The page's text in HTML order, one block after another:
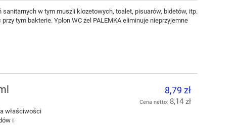
sanitarnych w tym muszli klozetowych, toalet, pisuarów, bidetów, itp.
tym bakterie. Yplon WC żel PALEMKA eliminuje nieprzyjemne
właściwości
i
8,79 zł
Cena netto: 8,14 zł